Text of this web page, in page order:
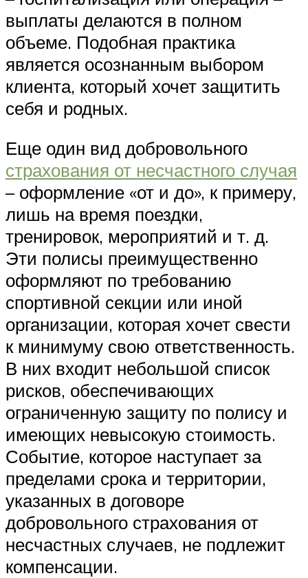
выплаты делаются в полном
объеме. Подобная практика
является осознанным выбором
клиента, который хочет защитить
себя и родных.
Еще один вид добровольного
страхования от несчастного случая
– оформление «от и до», к примеру,
лишь на время поездки,
тренировок, мероприятий и т. д.
Эти полисы преимущественно
оформляют по требованию
спортивной секции или иной
организации, которая хочет свести
к минимуму свою ответственность.
В них входит небольшой список
рисков, обеспечивающих
ограниченную защиту по полису и
имеющих невысокую стоимость.
Событие, которое наступает за
пределами срока и территории,
указанных в договоре
добровольного страхования от
несчастных случаев, не подлежит
компенсации.